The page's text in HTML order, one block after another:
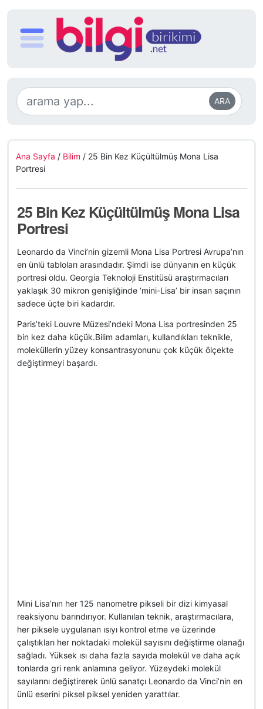
ARA
Ana Sayfa / Bilim / 25 Bin Kez Küçültülmüş Mona Lisa
Portresi
25 Bin Kez Küçültülmüş Mona Lisa
Portresi
Leonardo da Vinci’nin gizemli Mona Lisa Portresi Avrupa’nın
en ünlü tabloları arasındadır. Şimdi ise dünyanın en küçük
portresi oldu. Georgia Teknoloji Enstitüsü araştırmacıları
yaklaşık 30 mikron genişliğinde ‘mini-Lisa’ bir insan saçının
sadece üçte biri kadardır.
Paris’teki Louvre Müzesi’ndeki Mona Lisa portresinden 25
bin kez daha küçük.Bilim adamları, kullandıkları teknikle,
moleküllerin yüzey konsantrasyonunu çok küçük ölçekte
değiştirmeyi başardı.
Mini Lisa’nın her 125 nanometre pikseli bir dizi kimyasal
reaksiyonu barındırıyor. Kullanılan teknik, araştırmacılara,
her piksele uygulanan ısıyı kontrol etme ve üzerinde
çalıştıkları her noktadaki molekül sayısını değiştirme olanağı
sağladı. Yüksek ısı daha fazla sayıda molekül ve daha açık
tonlarda gri renk anlamına geliyor. Yüzeydeki molekül
sayılarını değiştirerek ünlü sanatçı Leonardo da Vinci’nin en
ünlü eserini piksel piksel yeniden yarattılar.